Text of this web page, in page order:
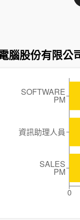
腦股份有限公
0
SOFTWARE
PM
資訊助理人員
SALES
PM